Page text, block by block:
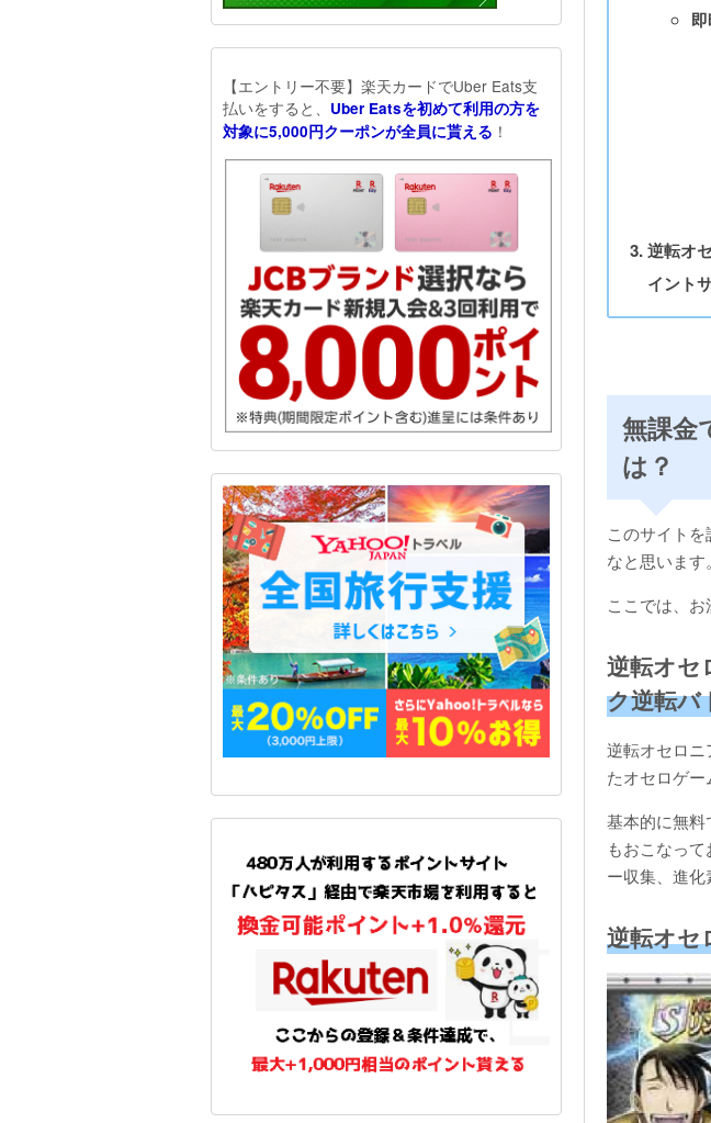
逆転オ
イント
無課金
は？
このサイト
なと思います。
ここでは、
逆転オセ
ク逆転バ
逆転オセロ
たオセロゲー
基本的に無
もおこなっ
ー収集、進化
逆転オセ
【エントリー不要】楽天カードでUber Eats支
払いをすると、 Uber Eatsを初めて利用の方を
対象に5,000円クーポンが全員に貰える ！